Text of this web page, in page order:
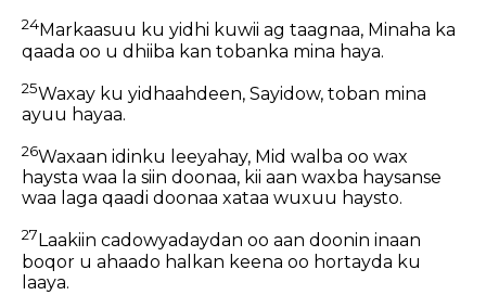
24Markaasuu ku yidhi kuwii ag taagnaa, Minaha ka
qaada oo u dhiiba kan tobanka mina haya.
25Waxay ku yidhaahdeen, Sayidow, toban mina
ayuu hayaa.
26Waxaan idinku leeyahay, Mid walba oo wax
haysta waa la siin doonaa, kii aan waxba haysanse
waa laga qaadi doonaa xataa wuxuu haysto.
27 Laakiin cadowyadaydan oo aan doonin inaan
boqor u ahaado halkan keena oo hortayda ku
laaya.